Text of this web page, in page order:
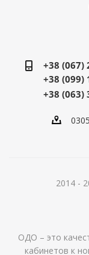
+38 (067)
+38 (099)
+38 (063)
2014 -
ОДО – это
кабинетов к